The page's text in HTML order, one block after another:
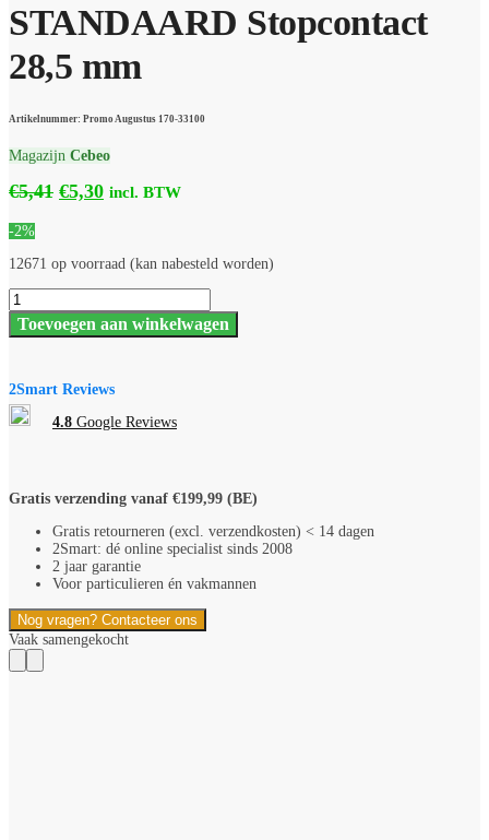
STANDAARD Stopcontact
28,5 mm
Artikelnummer: Promo Augustus 170-33100
Magazijn Cebeo
€5,41 Oorspronkelijke
€5,41.
€5,30Huidige
€5,30.
incl. BTW
-2%
12671 op voorraad (kan nabesteld worden)
Promo
Augustus
Niko
28,5
mm
aantal
Toevoegen aan winkelwagen
2Smart Reviews
4.8 Google Reviews
Gratis verzending vanaf €199,99 (BE)
Gratis retourneren (excl. verzendkosten) < 14 dagen
2Smart: dé online specialist sinds 2008
2 jaar garantie
Voor particulieren én vakmannen
Nog vragen? Contacteer ons
Vaak samengekocht